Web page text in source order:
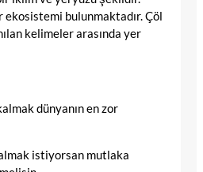
ekosistemi bulunmaktadır. Çöl
kelimeler arasında yer
dünyanın en zor
istiyorsan mutlaka